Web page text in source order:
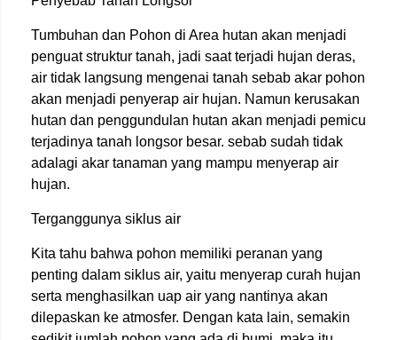
Tumbuhan dan Pohon di Area hutan akan menjadi
penguat struktur tanah, jadi saat terjadi hujan deras,
air tidak langsung mengenai tanah sebab akar pohon
akan menjadi penyerap air hujan. Namun kerusakan
hutan dan penggundulan hutan akan menjadi pemicu
terjadinya tanah longsor besar. sebab sudah tidak
adalagi akar tanaman yang mampu menyerap air
hujan.
Terganggunya siklus air
Kita tahu bahwa pohon memiliki peranan yang
penting dalam siklus air, yaitu menyerap curah hujan
serta menghasilkan uap air yang nantinya akan
dilepaskan ke atmosfer. Dengan kata lain, semakin